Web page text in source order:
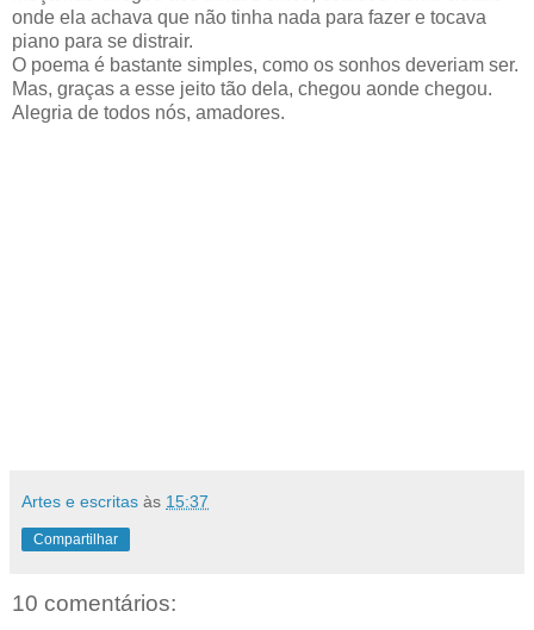
onde ela achava que não tinha nada para fazer e tocava
piano para se distrair.
O poema é bastante simples, como os sonhos deveriam ser.
Mas, graças a esse jeito tão dela, chegou aonde chegou.
Alegria de todos nós, amadores.
Artes e escritas às 15:37
Compartilhar
10 comentários: